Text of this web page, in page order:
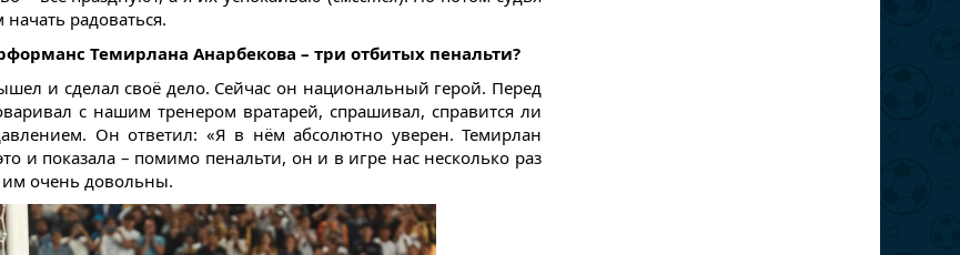
радоваться.
Темирлана Анарбекова – три отбитых пенальти?
и сделал своё дело. Сейчас он национальный герой. Перед
с нашим тренером вратарей, спрашивал, справится ли
Он ответил: «Я в нём абсолютно уверен. Темирлан
и показала – помимо пенальти, он и в игре нас несколько раз
очень довольны.